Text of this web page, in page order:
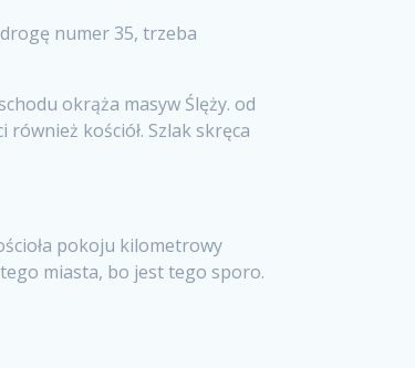
numer 35, trzeba
okrąża masyw Ślęży. od
kościół. Szlak skręca
pokoju kilometrowy
miasta, bo jest tego sporo.